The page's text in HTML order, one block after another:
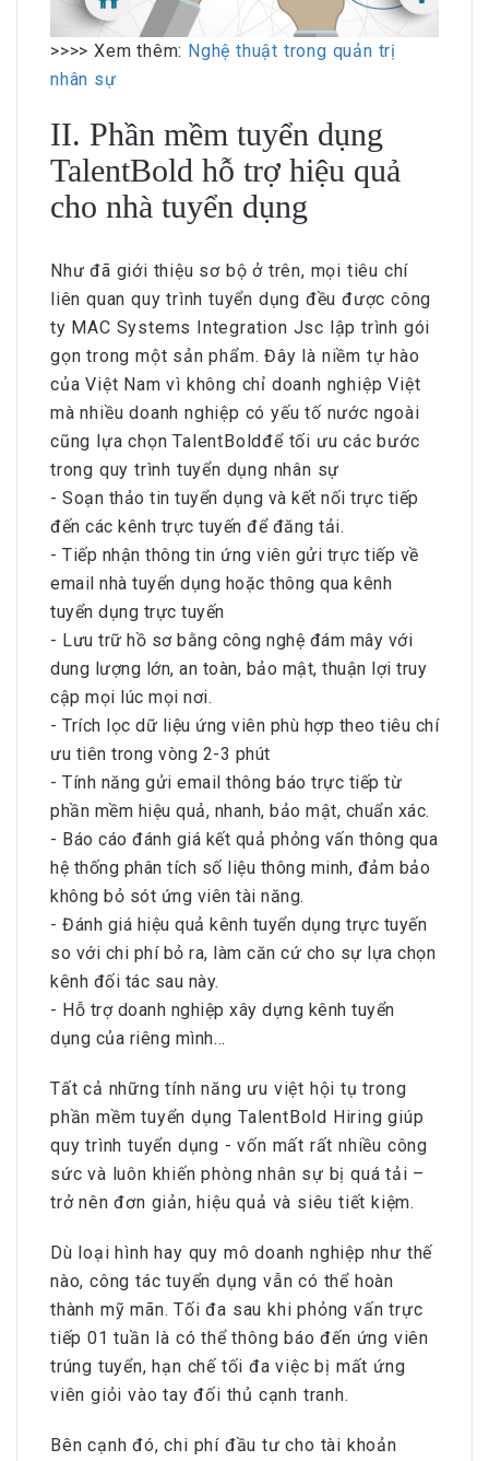
>>>> Xem thêm: Nghệ thuật trong quản trị
nhân sự
II. Phần mềm tuyển dụng
TalentBold hỗ trợ hiệu quả
cho nhà tuyển dụng
Như đã giới thiệu sơ bộ ở trên, mọi tiêu chí
liên quan quy trình tuyển dụng đều được công
ty MAC Systems Integration Jsc lập trình gói
gọn trong một sản phẩm. Đây là niềm tự hào
của Việt Nam vì không chỉ doanh nghiệp Việt
mà nhiều doanh nghiệp có yếu tố nước ngoài
cũng lựa chọn TalentBoldđể tối ưu các bước
trong quy trình tuyển dụng nhân sự
- Soạn thảo tin tuyển dụng và kết nối trực tiếp
đến các kênh trực tuyến để đăng tải.
- Tiếp nhận thông tin ứng viên gửi trực tiếp về
email nhà tuyển dụng hoặc thông qua kênh
tuyển dụng trực tuyến
- Lưu trữ hồ sơ bằng công nghệ đám mây với
dung lượng lớn, an toàn, bảo mật, thuận lợi truy
cập mọi lúc mọi nơi.
- Trích lọc dữ liệu ứng viên phù hợp theo tiêu chí
ưu tiên trong vòng 2-3 phút
- Tính năng gửi email thông báo trực tiếp từ
phần mềm hiệu quả, nhanh, bảo mật, chuẩn xác.
- Báo cáo đánh giá kết quả phỏng vấn thông qua
hệ thống phân tích số liệu thông minh, đảm bảo
không bỏ sót ứng viên tài năng.
- Đánh giá hiệu quả kênh tuyển dụng trực tuyến
so với chi phí bỏ ra, làm căn cứ cho sự lựa chọn
kênh đối tác sau này.
- Hỗ trợ doanh nghiệp xây dựng kênh tuyển
dụng của riêng mình…
Tất cả những tính năng ưu việt hội tụ trong
phần mềm tuyển dụng TalentBold Hiring giúp
quy trình tuyển dụng - vốn mất rất nhiều công
sức và luôn khiến phòng nhân sự bị quá tải –
trở nên đơn giản, hiệu quả và siêu tiết kiệm.
Dù loại hình hay quy mô doanh nghiệp như thế
nào, công tác tuyển dụng vẫn có thể hoàn
thành mỹ mãn. Tối đa sau khi phỏng vấn trực
tiếp 01 tuần là có thể thông báo đến ứng viên
trúng tuyển, hạn chế tối đa việc bị mất ứng
viên giỏi vào tay đối thủ cạnh tranh.
Bên cạnh đó, chi phí đầu tư cho tài khoản